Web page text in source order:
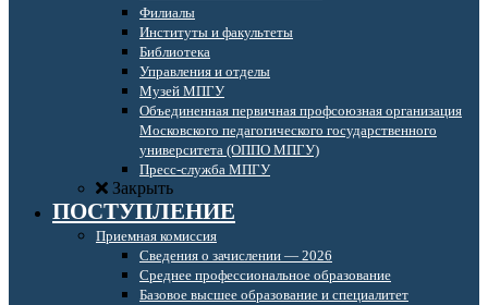
Филиалы
Институты и факультеты
Библиотека
Управления и отделы
Музей МПГУ
Объединенная первичная профсоюзная организация
Московского педагогического государственного
университета (ОППО МПГУ)
Пресс-служба МПГУ
Закрыть
ПОСТУПЛЕНИЕ
Приемная комиссия
Сведения о зачислении — 2026
Среднее профессиональное образование
Базовое высшее образование и специалитет